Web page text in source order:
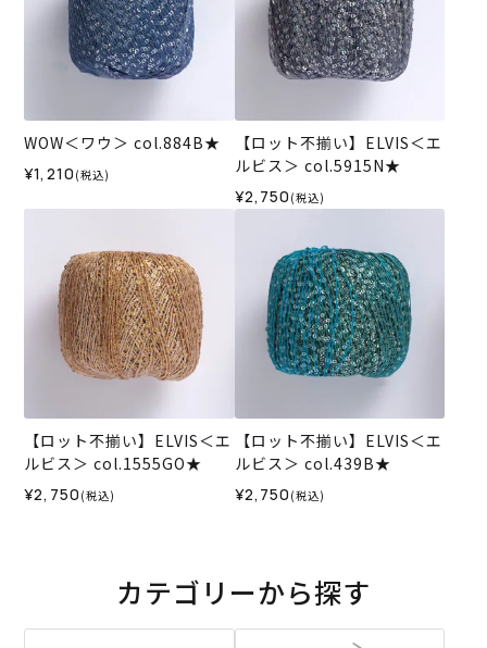
WOW＜ワウ＞ col.884B★
¥1,210 (税込)
【ロット不揃い】ELVIS＜エ
ルビス＞ col.5915N★
¥2,750 (税込)
【ロット不揃い】ELVIS＜エ
ルビス＞ col.1555GO★
¥2,750 (税込)
【ロット不揃い】ELVIS＜エ
ルビス＞ col.439B★
¥2,750 (税込)
カテゴリーから探す